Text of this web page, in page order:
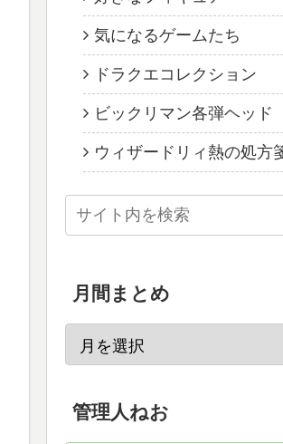
気になるゲームたち
ドラクエコレクション
ビックリマン各弾ヘッド
ウィザードリィ熱の処方
月間まとめ
管理人ねお